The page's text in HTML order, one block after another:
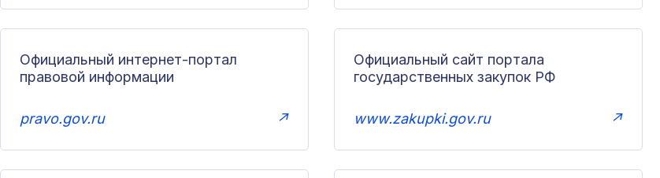
Официальный интернет-портал
правовой информации
pravo.gov.ru ↗
Официальный сайт портала
государственных закупок РФ
www.zakupki.gov.ru ↗